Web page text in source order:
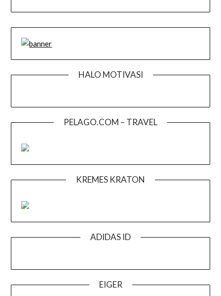
HALO MOTIVASI
PELAGO.COM – TRAVEL
KREMES KRATON
ADIDAS ID
EIGER